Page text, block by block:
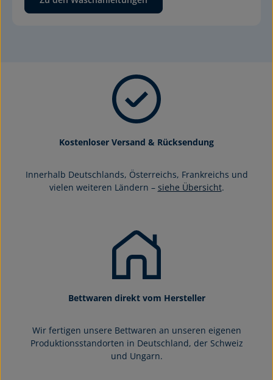
Kostenloser Versand & Rücksendung
Innerhalb Deutschlands, Österreichs, Frankreichs und
vielen weiteren Ländern – siehe Übersicht.
Bettwaren direkt vom Hersteller
Wir fertigen unsere Bettwaren an unseren eigenen
Produktionsstandorten in Deutschland, der Schweiz
und Ungarn.